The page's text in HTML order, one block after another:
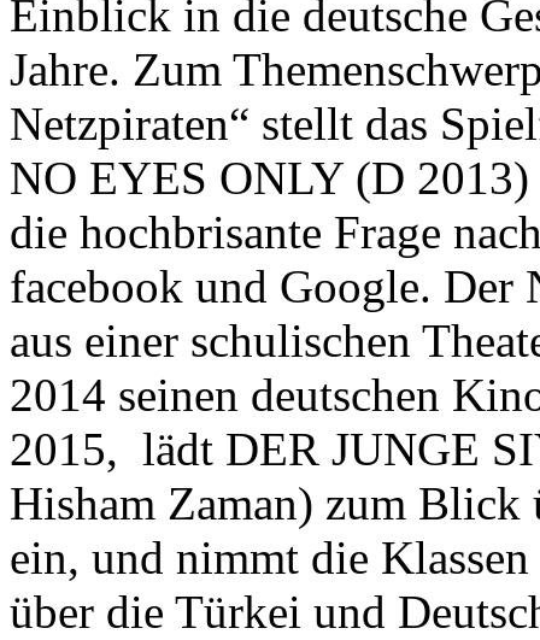
Einblick in die deutsche
Jahre. Zum
Netzpiraten“ stellt das
NO EYES ONLY (D 2013)
die hochbrisante Frage
facebook und Google.
aus einer schulischen
2014 seinen deutschen
2015, lädt DER JUNGE
Hisham Zaman) zum Blick
ein, und nimmt die
über die Türkei und